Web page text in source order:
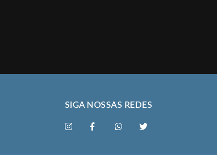
SIGA NOSSAS REDES